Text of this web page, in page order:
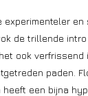
experimenteler
de trillende
ook verfrissend
paden.
heeft een bijna